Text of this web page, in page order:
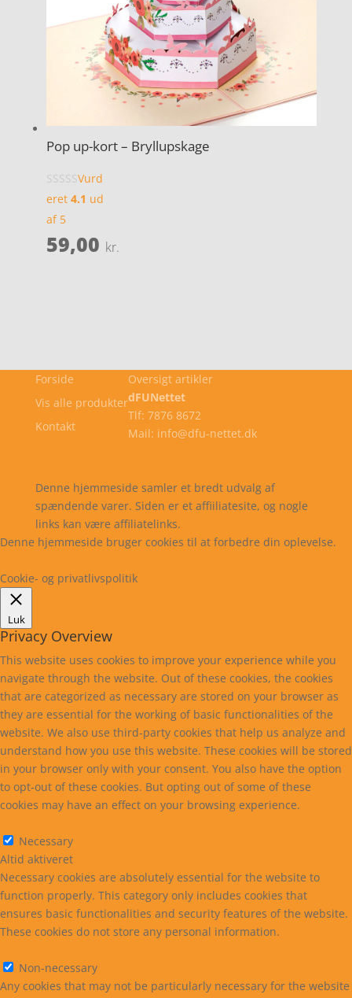
Pop up-kort – Bryllupskage
Vurd
eret 4.1 ud
af 5
59,00 kr.
Forside
Vis alle produkter
Kontakt
Oversigt artikler
dFUNettet
Tlf: 7876 8672
Mail: info@dfu-nettet.dk
Denne hjemmeside samler et bredt udvalg af
spændende varer. Siden er et affiiliatesite, og nogle
links kan være affiliatelinks.
Denne hjemmeside bruger cookies til at forbedre din oplevelse.
Cookie- og privatlivspolitik
Luk
Privacy Overview
This website uses cookies to improve your experience while you
navigate through the website. Out of these cookies, the cookies
that are categorized as necessary are stored on your browser as
they are essential for the working of basic functionalities of the
website. We also use third-party cookies that help us analyze and
understand how you use this website. These cookies will be stored
in your browser only with your consent. You also have the option
to opt-out of these cookies. But opting out of some of these
cookies may have an effect on your browsing experience.
Necessary
Altid aktiveret
Necessary cookies are absolutely essential for the website to
function properly. This category only includes cookies that
ensures basic functionalities and security features of the website.
These cookies do not store any personal information.
Non-necessary
Any cookies that may not be particularly necessary for the website